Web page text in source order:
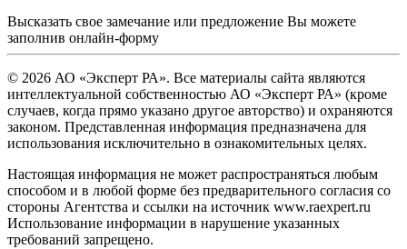
Высказать свое замечание или предложение Вы можете
заполнив онлайн-форму
© 2026 АО «Эксперт РА». Все материалы сайта являются
интеллектуальной собственностью АО «Эксперт РА» (кроме
случаев, когда прямо указано другое авторство) и охраняются
законом. Представленная информация предназначена для
использования исключительно в ознакомительных целях.
Настоящая информация не может распространяться любым
способом и в любой форме без предварительного согласия со
стороны Агентства и ссылки на источник www.raexpert.ru
Использование информации в нарушение указанных
требований запрещено.